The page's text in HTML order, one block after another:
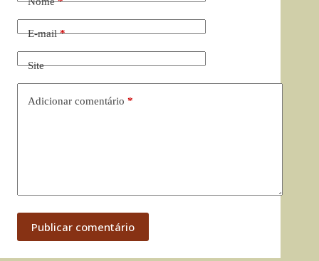
E-mail*
Site
Adicionar comentário *
Publicar comentário